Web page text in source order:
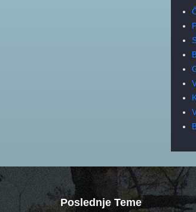
Poslednje Teme